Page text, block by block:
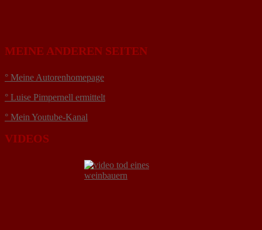
MEINE ANDEREN SEITEN
° Meine Autorenhomepage
° Luise Pimpernell ermittelt
° Mein Youtube-Kanal
VIDEOS